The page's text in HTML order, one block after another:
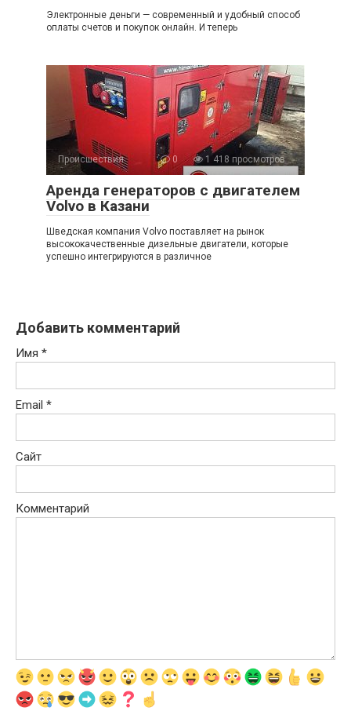
Электронные деньги — современный и удобный способ
оплаты счетов и покупок онлайн. И теперь
Происшествия 0 1 418 просмотров
Аренда генераторов с двигателем
Volvo в Казани
Шведская компания Volvo поставляет на рынок
высококачественные дизельные двигатели, которые
успешно интегрируются в различное
Добавить комментарий
Имя *
Email *
Сайт
Комментарий